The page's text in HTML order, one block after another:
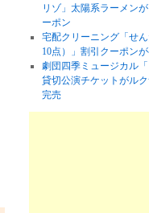
リゾ」太陽系ラーメン
ーポン
宅配クリーニング「せ
10点）」割引クーポン
劇団四季ミュージカル
貸切公演チケットがル
完売